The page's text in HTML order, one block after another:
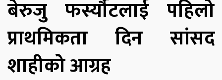
बेरुजु फर्स्यौटलाई पहिलो
प्राथमिकता दिन सांसद
शाहीको आग्रह